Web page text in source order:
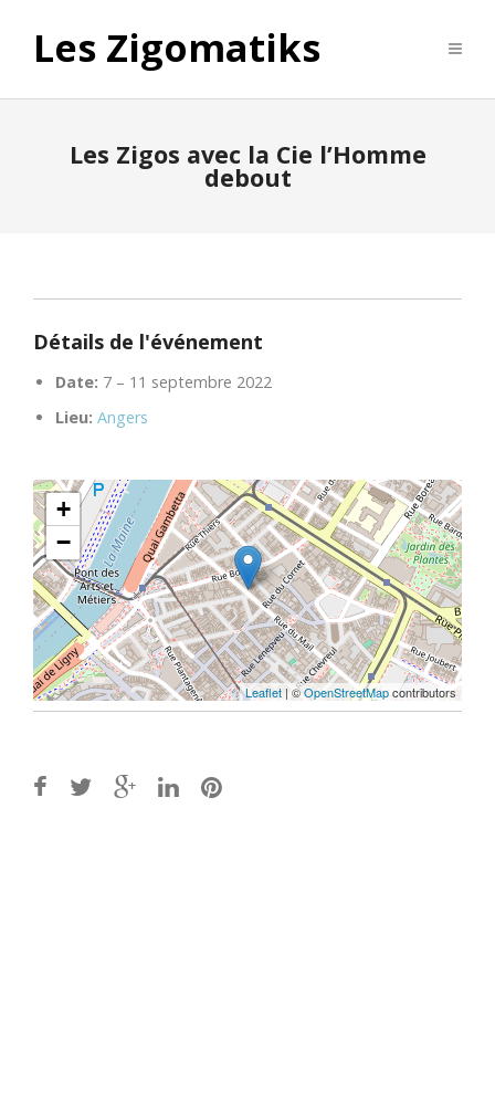
Les Zigomatiks
Les Zigos avec la Cie l’Homme
debout
Détails de l'événement
Date: 7 – 11 septembre 2022
Lieu: Angers
+
−
Leaflet | ©OpenStreetMapcontributors